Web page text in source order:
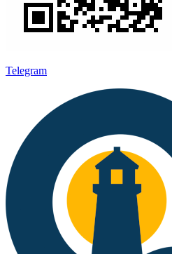
Telegram